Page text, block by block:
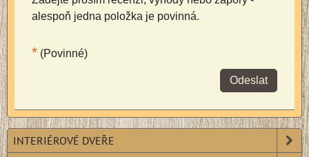
alespoň jedna položka je povinná.
* (Povinné)
Odeslat
INTERIÉROVÉ DVEŘE